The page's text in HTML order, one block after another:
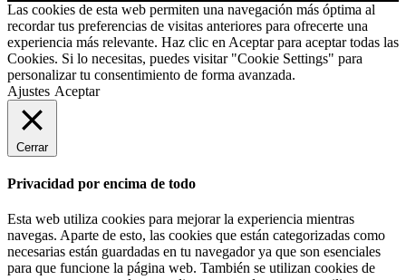
Las cookies de esta web permiten una navegación más óptima al
recordar tus preferencias de visitas anteriores para ofrecerte una
experiencia más relevante. Haz clic en Aceptar para aceptar todas las
Cookies. Si lo necesitas, puedes visitar "Cookie Settings" para
personalizar tu consentimiento de forma avanzada.
Ajustes Aceptar
Cerrar
Privacidad por encima de todo
Esta web utiliza cookies para mejorar la experiencia mientras
navegas. Aparte de esto, las cookies que están categorizadas como
necesarias están guardadas en tu navegador ya que son esenciales
para que funcione la página web. También se utilizan cookies de